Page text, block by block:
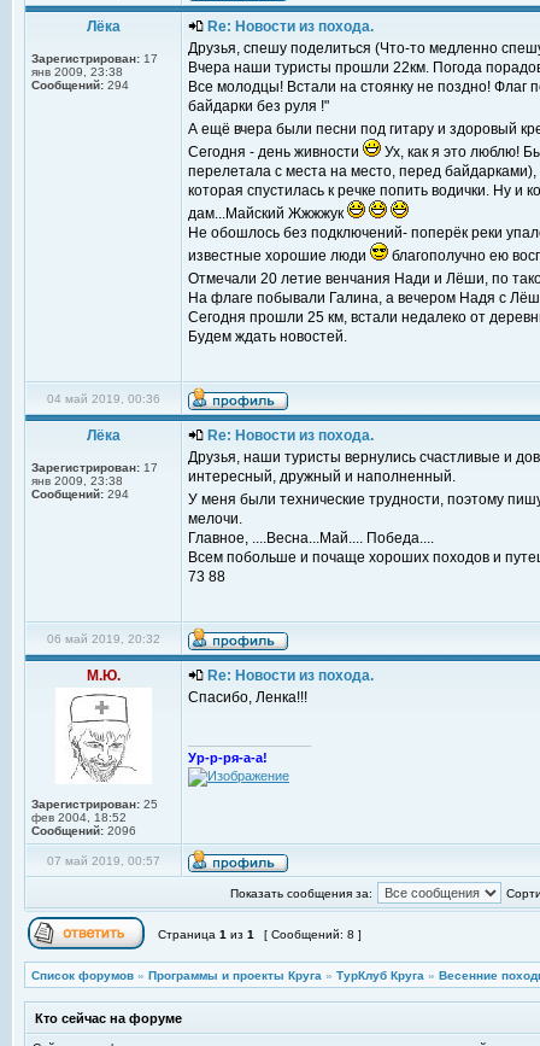
Лёка
Зарегистрирован: 17
янв 2009, 23:38
Сообщений: 294
Re: Новости из похода.
Друзья, спешу поделиться (Что-то медленно
Вчера наши туристы прошли 22км. Погода
Все молодцы! Встали на стоянку не поздно! Флаг
байдарки без руля !"
А ещё вчера были песни под гитару и здоровый
Сегодня - день живности
Ух, как я это люблю!
перелетала с места на место, перед
которая спустилась к речке попить водички. Ну и
дам...Майский Жжжжук
Не обошлось без подключений- поперёк реки
известные хорошие люди
благополучно ею
Отмечали 20 летие венчания Нади и Лёши, по
На флаге побывали Галина, а вечером Надя с
Сегодня прошли 25 км, встали недалеко от
Будем ждать новостей.
04 май 2019, 00:36
Лёка
Зарегистрирован: 17
янв 2009, 23:38
Сообщений: 294
Re: Новости из похода.
Друзья, наши туристы вернулись счастливые и
интересный, дружный и наполненный.
У меня были технические трудности, поэтому
мелочи.
Главное, ....Весна...Май.... Победа....
Всем побольше и почаще хороших походов и
73 88
06 май 2019, 20:32
М.Ю.
Зарегистрирован: 25
фев 2004, 18:52
Сообщений: 2096
Re: Новости из похода.
Спасибо, Ленка!!!
Ур-р-ря-а-а!
07 май 2019, 00:57
Показать сообщения за:
Страница 1 из 1 [ Сообщений: 8 ]
Список форумов » Программы и проекты Круга » ТурКлуб Круга » Весенние
Кто сейчас на форуме